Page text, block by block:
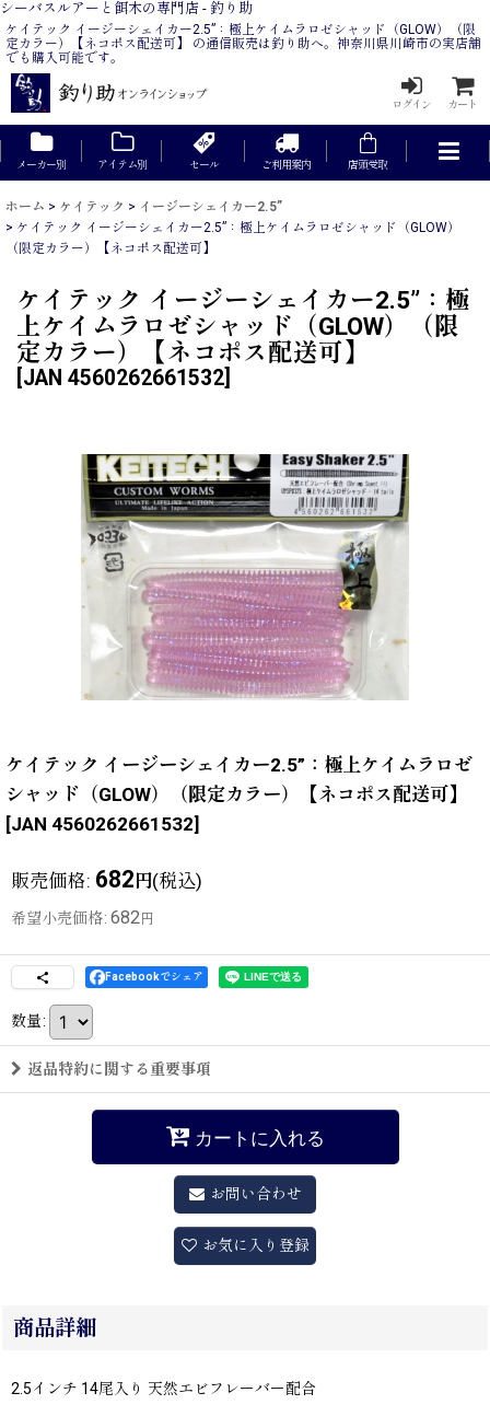
シーバスルアーと餌木の専門店 - 釣り助
ケイテック イージーシェイカー2.5”：極上ケイムラロゼシャッド（GLOW）（限
定カラー）【ネコポス配送可】 の通信販売は釣り助へ。神奈川県川崎市の実店舗
でも購入可能です。
ログイン カート
メーカー別 アイテム別 セール ご利用案内 店頭受取
ホーム > ケイテック > イージーシェイカー2.5”
> ケイテック イージーシェイカー2.5”：極上ケイムラロゼシャッド（GLOW）
（限定カラー）【ネコポス配送可】
ケイテック イージーシェイカー2.5”：極
上ケイムラロゼシャッド（GLOW）（限
定カラー）【ネコポス配送可】
JAN 4560262661532
ケイテック イージーシェイカー2.5”：極上ケイムラロゼ
シャッド（GLOW）（限定カラー）【ネコポス配送可】
[JAN 4560262661532]
販売価格: 682円(税込)
希望小売価格: 682 円
Facebookでシェア
数量:
返品特約に関する重要事項
カートに入れる
お問い合わせ
お気に入り登録
商品詳細
2.5インチ 14尾入り 天然エビフレーバー配合